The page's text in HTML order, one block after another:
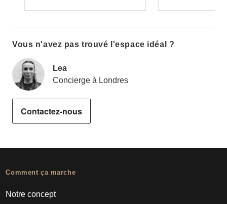
Vous n'avez pas trouvé l'espace idéal ?
Lea
Concierge à Londres
Contactez-nous
Comment ça marche
Notre concept